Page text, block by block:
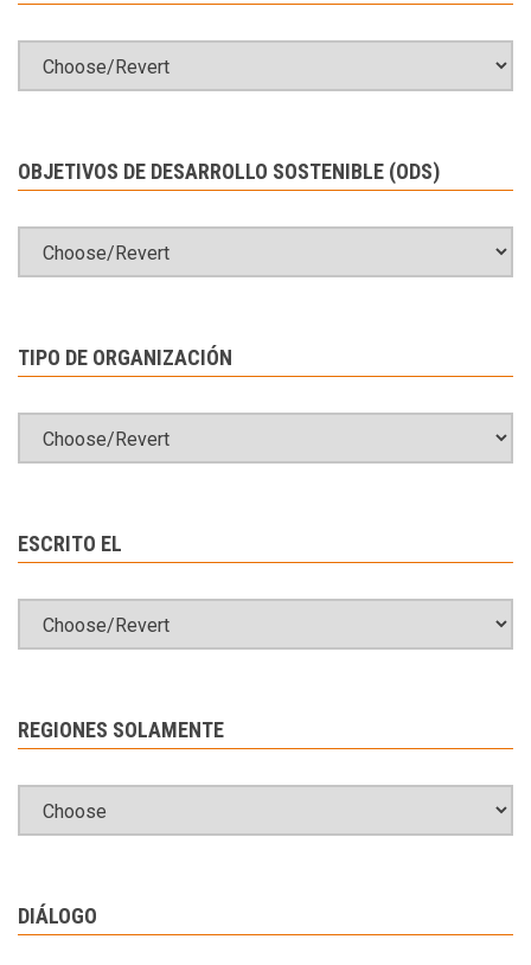
OBJETIVOS DE DESARROLLO SOSTENIBLE (ODS)
TIPO DE ORGANIZACIÓN
ESCRITO EL
REGIONES SOLAMENTE
DIÁLOGO